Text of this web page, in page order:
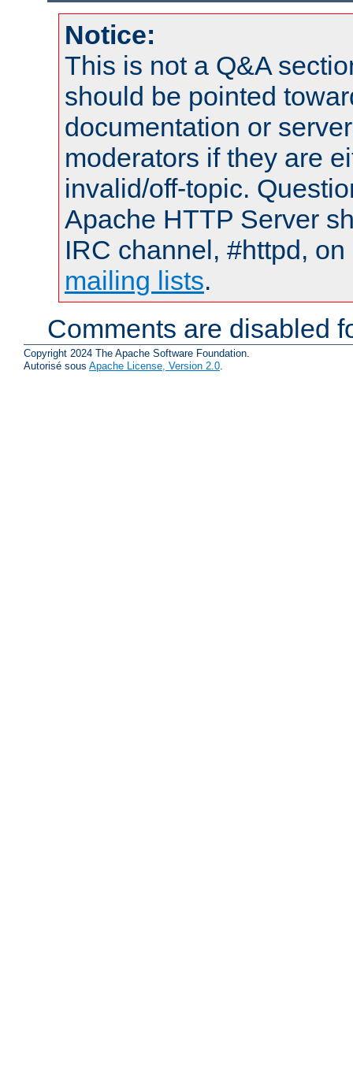
Notice:
This is not a Q&A
should be pointed
documentation or
moderators if they are
invalid/off-topic.
Apache HTTP Server
IRC channel, #httpd,
mailing lists.
Comments are disabled
Copyright 2024 The Apache Software Foundation.
Autorisé sous Apache License, Version 2.0